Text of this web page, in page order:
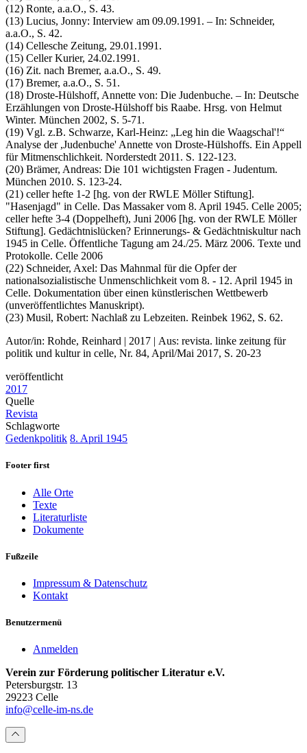
(12) Ronte, a.a.O., S. 43.
(13) Lucius, Jonny: Interview am 09.09.1991. – In: Schneider,
a.a.O., S. 42.
(14) Cellesche Zeitung, 29.01.1991.
(15) Celler Kurier, 24.02.1991.
(16) Zit. nach Bremer, a.a.O., S. 49.
(17) Bremer, a.a.O., S. 51.
(18) Droste-Hülshoff, Annette von: Die Judenbuche. – In: Deutsche
Erzählungen von Droste-Hülshoff bis Raabe. Hrsg. von Helmut
Winter. München 2002, S. 5-71.
(19) Vgl. z.B. Schwarze, Karl-Heinz: „Leg hin die Waagschal'!“
Analyse der ,Judenbuche' Annette von Droste-Hülshoffs. Ein Appell
für Mitmenschlichkeit. Norderstedt 2011. S. 122-123.
(20) Brämer, Andreas: Die 101 wichtigsten Fragen - Judentum.
München 2010. S. 123-24.
(21) celler hefte 1-2 [hg. von der RWLE Möller Stiftung].
"Hasenjagd" in Celle. Das Massaker vom 8. April 1945. Celle 2005;
celler hefte 3-4 (Doppelheft), Juni 2006 [hg. von der RWLE Möller
Stiftung]. Gedächtnislücken? Erinnerungs- & Gedächtniskultur nach
1945 in Celle. Öffentliche Tagung am 24./25. März 2006. Texte und
Protokolle. Celle 2006
(22) Schneider, Axel: Das Mahnmal für die Opfer der
nationalsozialistische Unmenschlichkeit vom 8. - 12. April 1945 in
Celle. Dokumentation über einen künstlerischen Wettbewerb
(unveröffentlichtes Manuskript).
(23) Musil, Robert: Nachlaß zu Lebzeiten. Reinbek 1962, S. 62.
Autor/in: Rohde, Reinhard | 2017 | Aus: revista. linke zeitung für
politik und kultur in celle, Nr. 84, April/Mai 2017, S. 20-23
veröffentlicht
2017
Quelle
Revista
Schlagworte
Gedenkpolitik 8. April 1945
Footer first
Alle Orte
Texte
Literaturliste
Dokumente
Fußzeile
Impressum & Datenschutz
Kontakt
Benutzermenü
Anmelden
Verein zur Förderung politischer Literatur e.V.
Petersburgstr. 13
29223 Celle
info@celle-im-ns.de